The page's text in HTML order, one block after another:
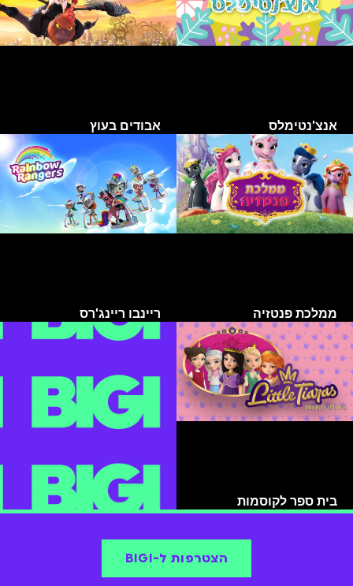
אנצ'נטימלס אבודים בעוץ
ממלכת פנטזיה ריינבו ריינג'רס
בית ספר לקוסמות
הצטרפות ל-BIGI